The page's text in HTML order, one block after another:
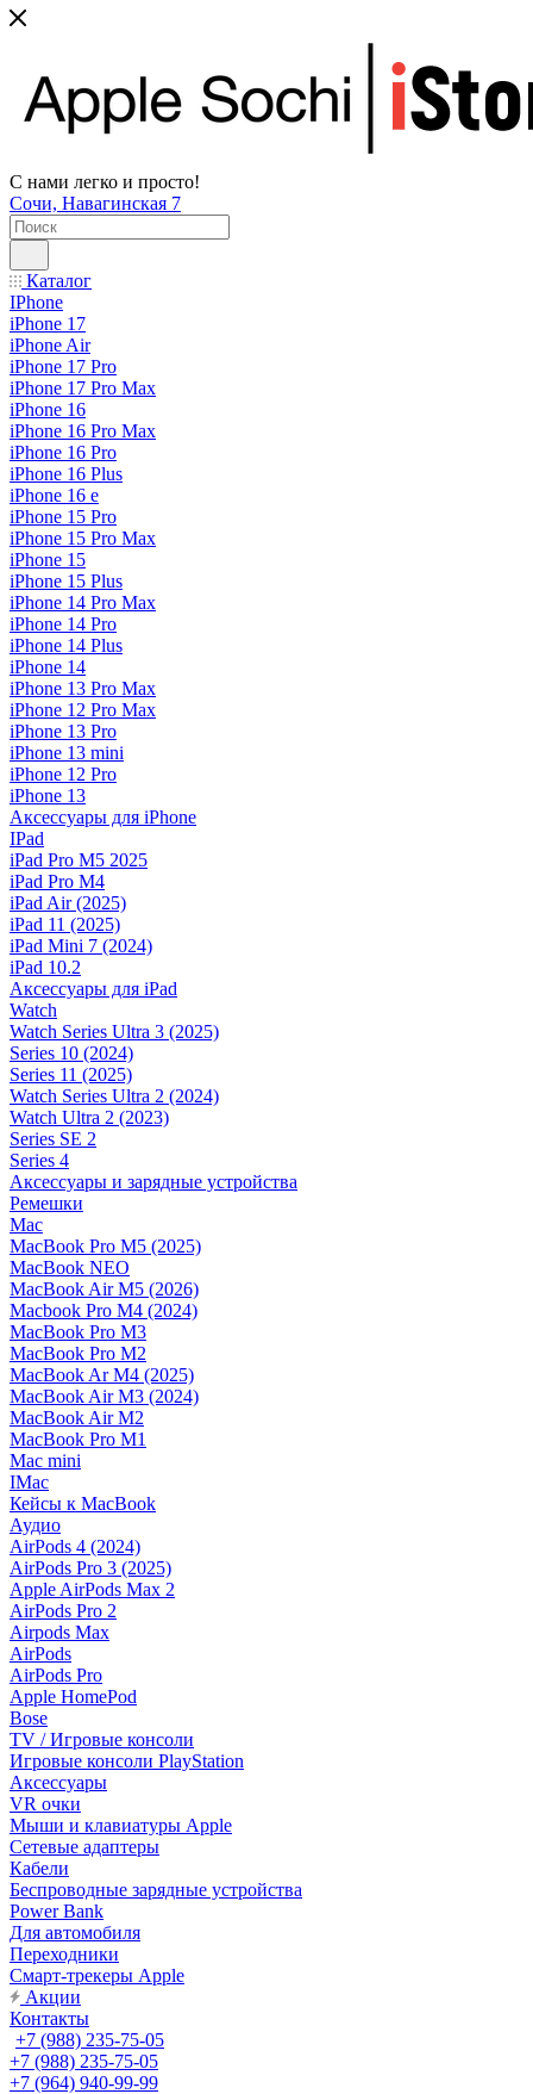
С нами легко и просто!
Сочи, Навагинская 7
Каталог
IPhone
iPhone 17
iPhone Air
iPhone 17 Pro
iPhone 17 Pro Max
iPhone 16
iPhone 16 Pro Max
iPhone 16 Pro
iPhone 16 Plus
iPhone 16 e
iPhone 15 Pro
iPhone 15 Pro Max
iPhone 15
iPhone 15 Plus
iPhone 14 Pro Max
iPhone 14 Pro
iPhone 14 Plus
iPhone 14
iPhone 13 Pro Max
iPhone 12 Pro Max
iPhone 13 Pro
iPhone 13 mini
iPhone 12 Pro
iPhone 13
Аксессуары для iPhone
IPad
iPad Pro M5 2025
iPad Pro M4
iPad Air (2025)
iPad 11 (2025)
iPad Mini 7 (2024)
iPad 10.2
Аксессуары для iPad
Watch
Watch Series Ultra 3 (2025)
Series 10 (2024)
Series 11 (2025)
Watch Series Ultra 2 (2024)
Watch Ultra 2 (2023)
Series SE 2
Series 4
Аксессуары и зарядные устройства
Ремешки
Mac
MacBook Pro M5 (2025)
MacBook NEO
MacBook Air M5 (2026)
Macbook Pro M4 (2024)
MacBook Pro M3
MacBook Pro M2
MacBook Ar M4 (2025)
MacBook Air M3 (2024)
MacBook Air M2
MacBook Pro M1
Mac mini
IMac
Кейсы к MacBook
Аудио
AirPods 4 (2024)
AirPods Pro 3 (2025)
Apple AirPods Max 2
AirPods Pro 2
Airpods Max
AirPods
AirPods Pro
Apple HomePod
Bose
TV / Игровые консоли
Игровые консоли PlayStation
Аксессуары
VR очки
Мыши и клавиатуры Apple
Сетевые адаптеры
Кабели
Беспроводные зарядные устройства
Power Bank
Для автомобиля
Переходники
Смарт-трекеры Apple
Акции
Контакты
+7 (988) 235-75-05
+7 (988) 235-75-05
+7 (964) 940-99-99